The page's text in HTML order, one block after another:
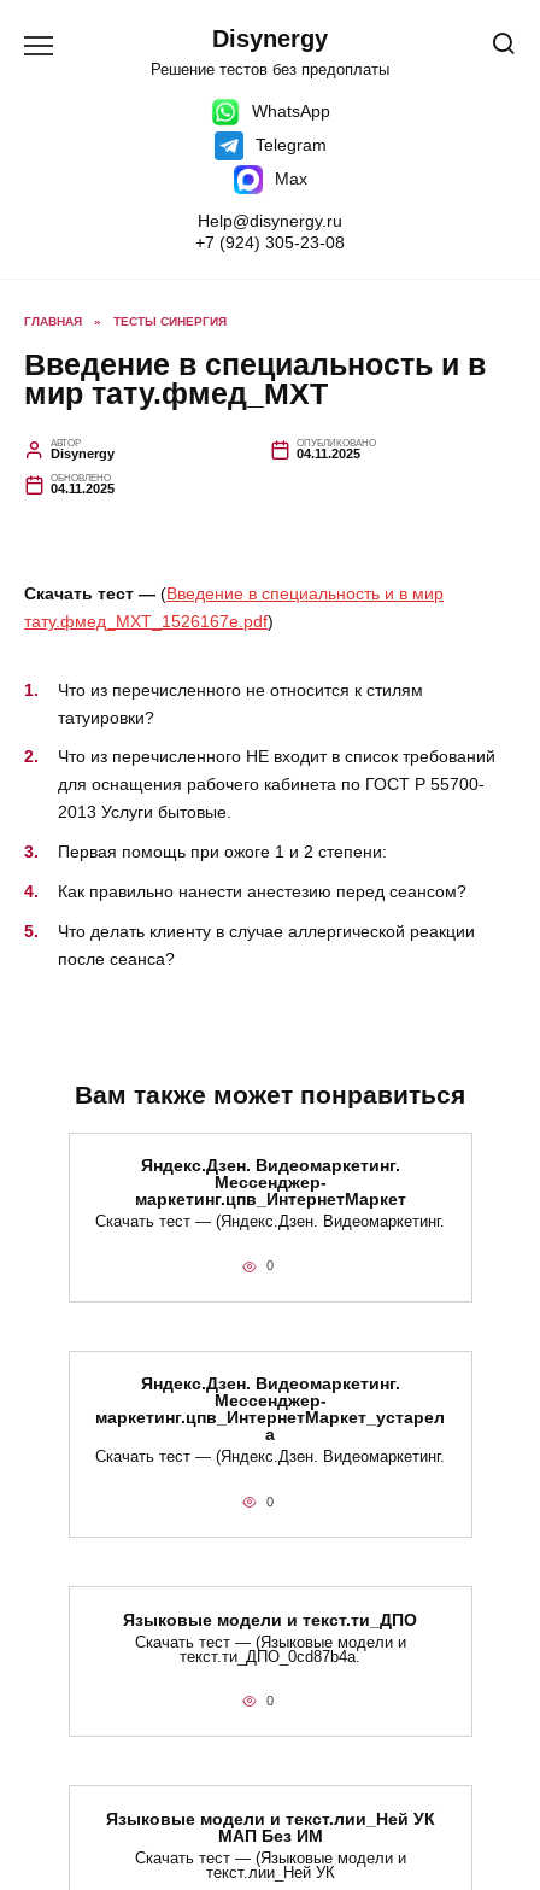
содержанию
Disynergy
Решение тестов без предоплаты
WhatsApp
Telegram
Max
Help@disynergy.ru
+7 (924) 305-23-08
ГЛАВНАЯ » ТЕСТЫ СИНЕРГИЯ
Введение в специальность и в
мир тату.фмед_МХТ
АВТОР
Disynergy
ОПУБЛИКОВАНО
04.11.2025
ОБНОВЛЕНО
04.11.2025
Скачать тест — (Введение в специальность и в мир
тату.фмед_МХТ_1526167e.pdf)
Что из перечисленного не относится к стилям
татуировки?
Что из перечисленного НЕ входит в список требований
для оснащения рабочего кабинета по ГОСТ Р 55700-
2013 Услуги бытовые.
Первая помощь при ожоге 1 и 2 степени:
Как правильно нанести анестезию перед сеансом?
Что делать клиенту в случае аллергической реакции
после сеанса?
Вам также может понравиться
Яндекс.Дзен. Видеомаркетинг.
Мессенджер-
маркетинг.цпв_ИнтернетМаркет
Скачать тест — (Яндекс.Дзен. Видеомаркетинг.
0
Яндекс.Дзен. Видеомаркетинг.
Мессенджер-
маркетинг.цпв_ИнтернетМаркет_устарел
а
Скачать тест — (Яндекс.Дзен. Видеомаркетинг.
0
Языковые модели и текст.ти_ДПО
Скачать тест — (Языковые модели и
текст.ти_ДПО_0cd87b4a.
0
Языковые модели и текст.лии_Ней УК
МАП Без ИМ
Скачать тест — (Языковые модели и
текст.лии_Ней УК